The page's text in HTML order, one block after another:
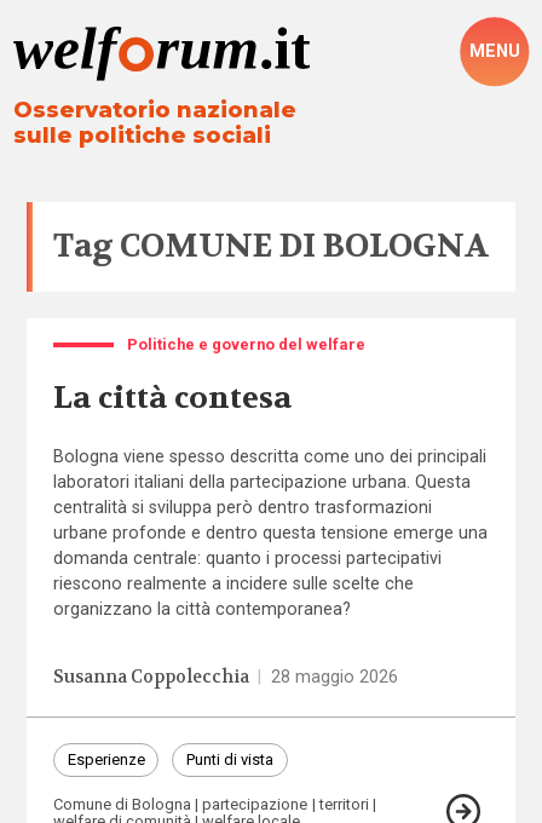
Osservatorio nazionale
sulle politiche sociali
MENU
Tag COMUNE DI BOLOGNA
Politiche e governo del welfare
La città contesa
Bologna viene spesso descritta come uno dei principali
laboratori italiani della partecipazione urbana. Questa
centralità si sviluppa però dentro trasformazioni
urbane profonde e dentro questa tensione emerge una
domanda centrale: quanto i processi partecipativi
riescono realmente a incidere sulle scelte che
organizzano la città contemporanea?
Susanna Coppolecchia 28 maggio 2026
Esperienze Punti di vista
Comune di Bologna partecipazione
territori